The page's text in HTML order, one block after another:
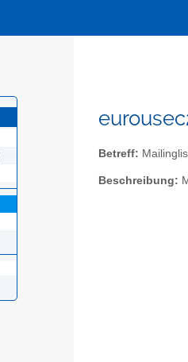
Betreff:
Beschreibung: